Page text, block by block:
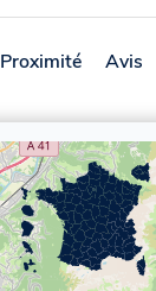
Proximité Avis